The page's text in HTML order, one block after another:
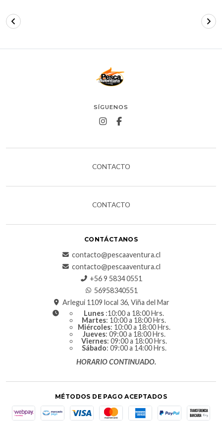
SÍGUENOS
CONTACTO
CONTACTO
CONTÁCTANOS
contacto@pescaaventura.cl
contacto@pescaaventura.cl
+56 9 5834 0551
56958340551
Arlegui 1109 local 36, Viña del Mar
Lunes :10:00 a 18:00 Hrs.
Martes: 10:00 a 18:00 Hrs.
Miércoles: 10:00 a 18:00 Hrs.
Jueves: 09:00 a 18:00 Hrs.
Viernes: 09:00 a 18:00 Hrs.
Sábado: 09:00 a 14:00 Hrs.
HORARIO CONTINUADO.
MÉTODOS DE PAGO ACEPTADOS